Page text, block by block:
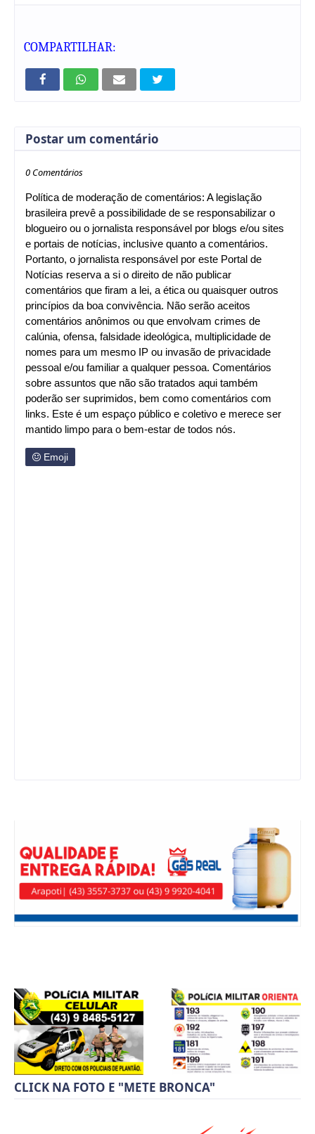
COMPARTILHAR:
Postar um comentário
0 Comentários
Política de moderação de comentários: A legislação
brasileira prevê a possibilidade de se responsabilizar o
blogueiro ou o jornalista responsável por blogs e/ou sites
e portais de notícias, inclusive quanto a comentários.
Portanto, o jornalista responsável por este Portal de
Notícias reserva a si o direito de não publicar
comentários que firam a lei, a ética ou quaisquer outros
princípios da boa convivência. Não serão aceitos
comentários anônimos ou que envolvam crimes de
calúnia, ofensa, falsidade ideológica, multiplicidade de
nomes para um mesmo IP ou invasão de privacidade
pessoal e/ou familiar a qualquer pessoa. Comentários
sobre assuntos que não são tratados aqui também
poderão ser suprimidos, bem como comentários com
links. Este é um espaço público e coletivo e merece ser
mantido limpo para o bem-estar de todos nós.
Emoji
CLICK NA FOTO E "METE BRONCA"